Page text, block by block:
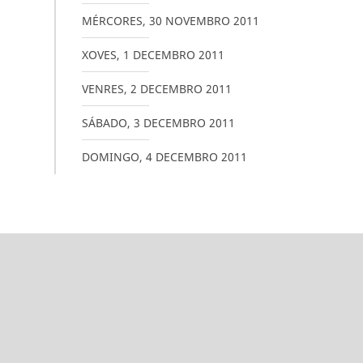
MÉRCORES, 30 NOVEMBRO 2011
XOVES, 1 DECEMBRO 2011
VENRES, 2 DECEMBRO 2011
SÁBADO, 3 DECEMBRO 2011
DOMINGO, 4 DECEMBRO 2011